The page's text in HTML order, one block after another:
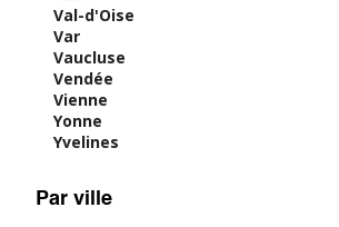
Val-d'Oise
Var
Vaucluse
Vendée
Vienne
Yonne
Yvelines
Par ville